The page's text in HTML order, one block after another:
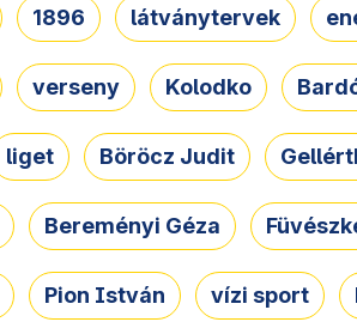
1896 látványtervek
verseny Kolodko
liget Böröcz Judit
Bereményi Géza
Pion István vízi sport